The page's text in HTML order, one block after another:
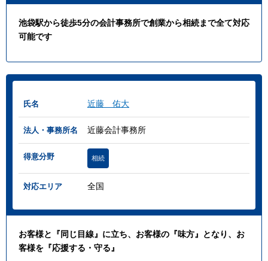
池袋駅から徒歩5分の会計事務所で創業から相続まで全て対応
可能です
氏名 近藤 佑大
法人・事務所名 近藤会計事務所
得意分野 相続
対応エリア 全国
お客様と『同じ目線』に立ち、お客様の『味方』となり、お
客様を『応援する・守る』